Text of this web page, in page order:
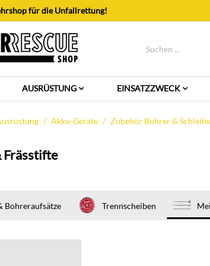
für die Unfallrettung!
AUSRÜSTUNG EINSATZZWECK
Akku-Geräte Zubehör Bohrer &
Frässtifte
Bohreraufsätze Trennscheiben